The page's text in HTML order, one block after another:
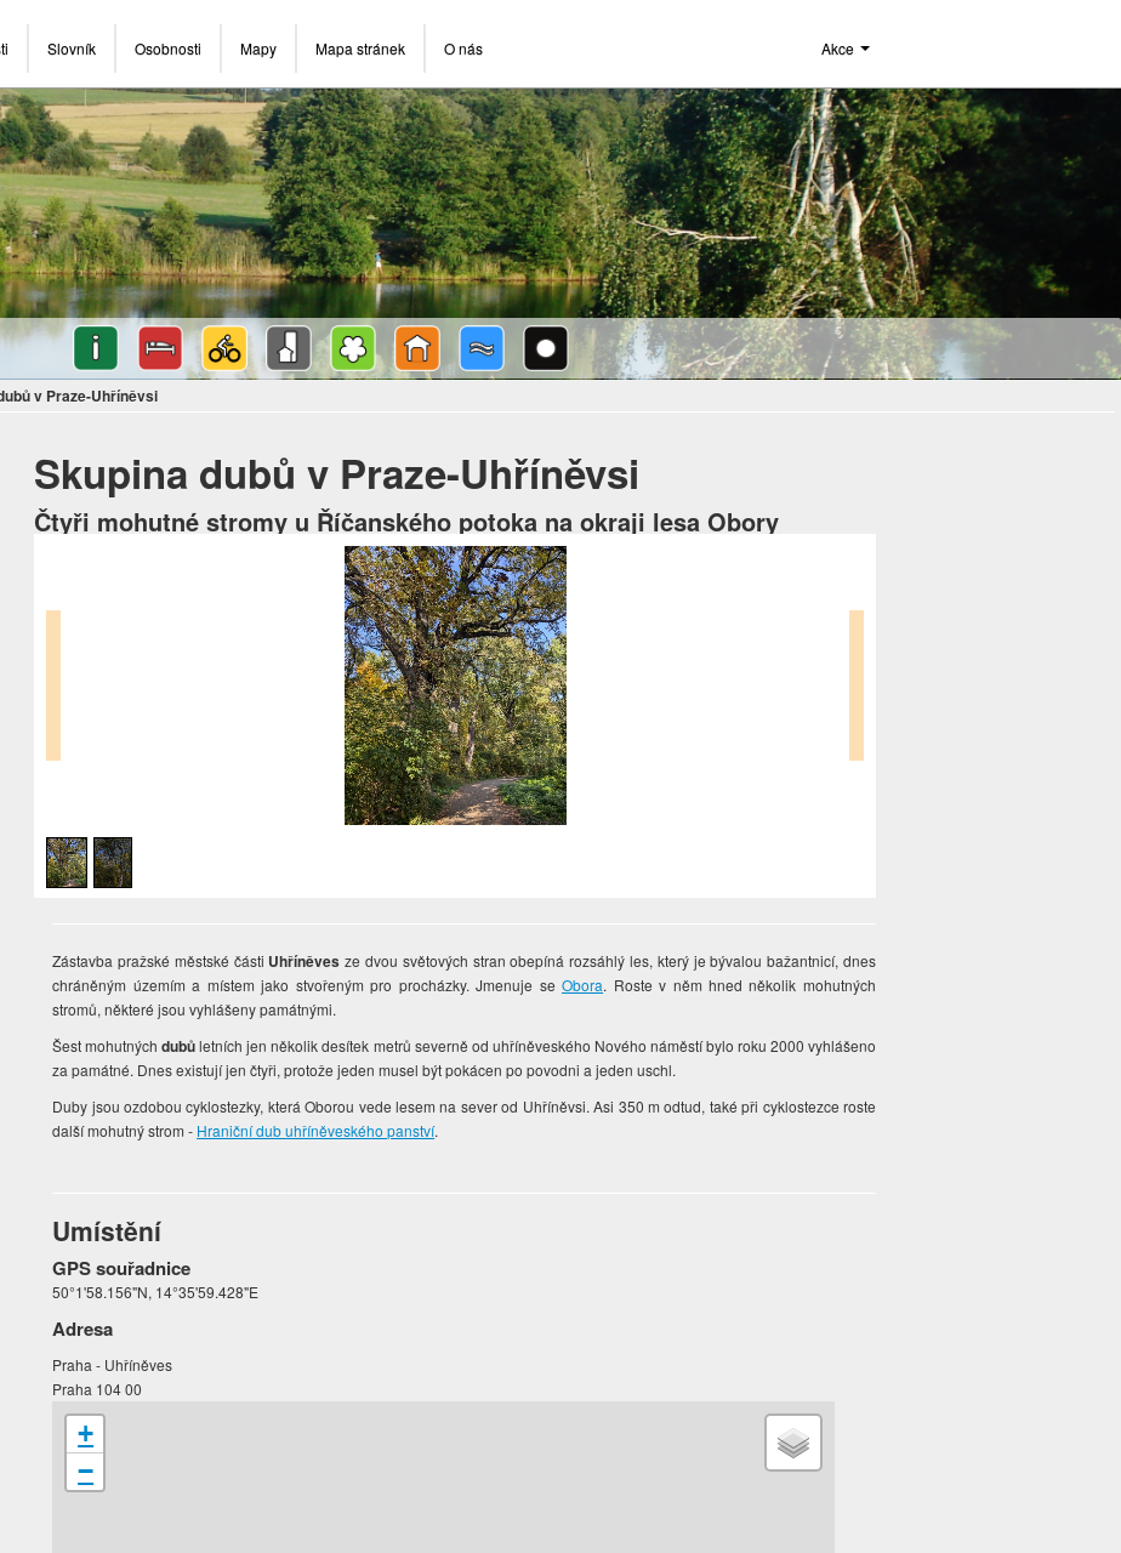
Slovník Osobnosti Mapy Mapa stránek O nás Akce
v Praze-Uhříněvsi
Skupina dubů v Praze-Uhříněvsi
Čtyři mohutné stromy u Říčanského potoka na okraji lesa Obory
Zástavba pražské městské části Uhříněves ze dvou světových stran obepíná rozsáhlý les, který je bývalou bažantnicí, dnes
chráněným územím a místem jako stvořeným pro procházky. Jmenuje seObora. Roste v něm hned několik mohutných
stromů, některé jsou vyhlášeny památnými.
Šest mohutnýchdubůletních jen několik desítek metrů severně od uhříněveského Nového náměstí bylo roku 2000 vyhlášeno
za památné. Dnes existují jen čtyři, protože jeden musel být pokácen po povodni a jeden uschl.
Duby jsou ozdobou cyklostezky, která Oborou vede lesem na sever od Uhříněvsi. Asi 350 m odtud, také při cyklostezce roste
další mohutný strom - Hraniční dub uhříněveského panství.
Umístění
GPS souřadnice
50°1'58.156"N, 14°35'59.428"E
Adresa
Praha - Uhříněves
Praha 104 00
+
−